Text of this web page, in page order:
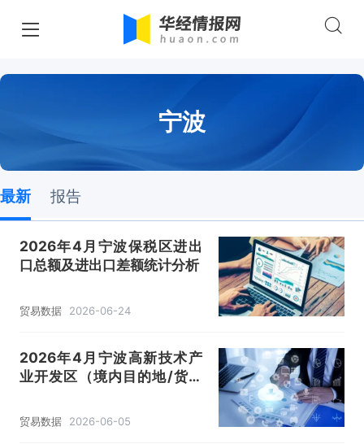
宁波
最新 报告
2026年4月宁波保税区进出
口总额及进出口差额统计分析
贸易数据 2026-06-24
2026年4月宁波高新技术产
业开发区（境内目的地/货源
统计分析
贸易数据 2026-06-05